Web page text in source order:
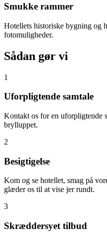
Smukke rammer
Hotellets historiske bygning og
fotomuligheder.
Sådan gør vi
1
Uforpligtende samtale
Kontakt os for en uforpligtende
brylluppet.
2
Besigtigelse
Kom og se hotellet, smag på
glæder os til at vise jer rundt.
3
Skræddersyet tilbud